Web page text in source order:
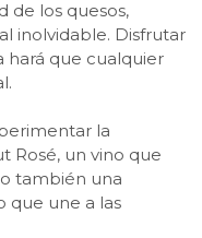
de los quesos,
inolvidable. Disfrutar
hará que cualquier
la
Rosé, un vino que
también una
que une a las